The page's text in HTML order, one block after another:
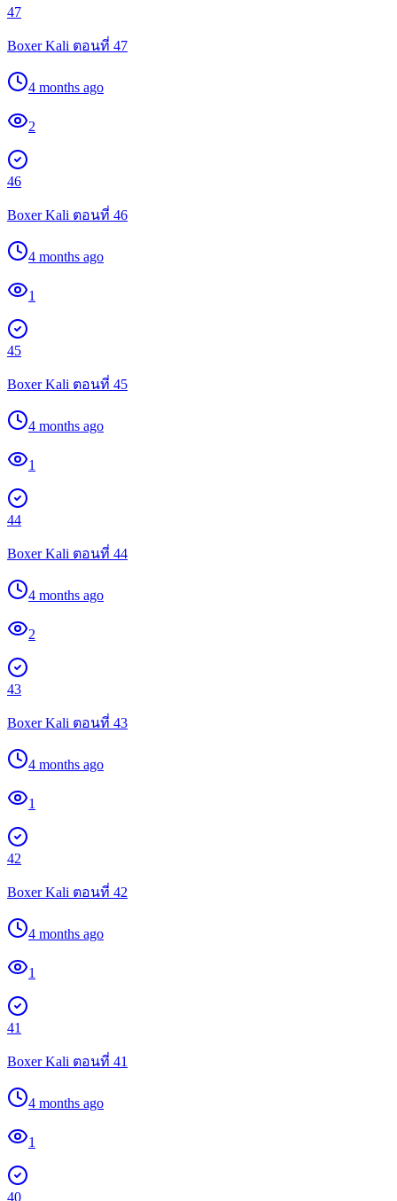
47
Boxer Kali ตอนที่ 47
4 months ago
2
46
Boxer Kali ตอนที่ 46
4 months ago
1
45
Boxer Kali ตอนที่ 45
4 months ago
1
44
Boxer Kali ตอนที่ 44
4 months ago
2
43
Boxer Kali ตอนที่ 43
4 months ago
1
42
Boxer Kali ตอนที่ 42
4 months ago
1
41
Boxer Kali ตอนที่ 41
4 months ago
1
40